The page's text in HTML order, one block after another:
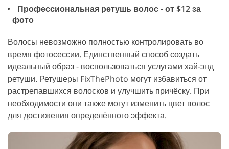
Профессиональная ретушь волос - от $12 за
фото
Волосы невозможно полностью контролировать во
время фотосессии. Единственный способ создать
идеальный образ - воспользоваться услугами хай-энд
ретуши. Ретушеры FixThePhoto могут избавиться от
растрепавшихся волосков и улучшить причёску. При
необходимости они также могут изменить цвет волос
для достижения определённого эффекта.